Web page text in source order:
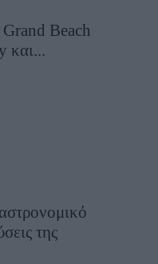
Beach
και...
της